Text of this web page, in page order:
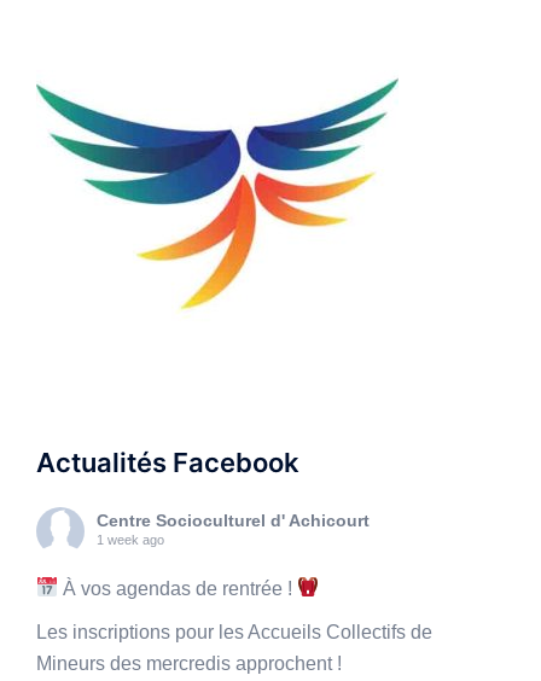
Actualités Facebook
Centre Socioculturel d' Achicourt
1 week ago
À vos agendas de rentrée !
Les inscriptions pour les Accueils Collectifs de
Mineurs des mercredis approchent !